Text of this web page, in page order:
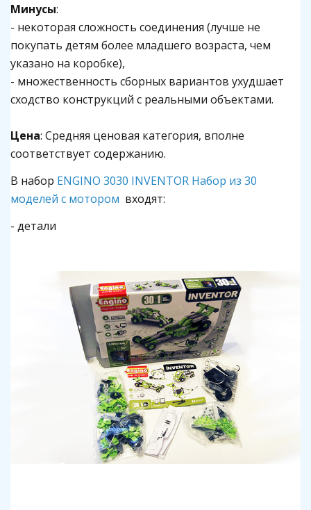
Минусы:
- некоторая сложность соединения (лучше не
покупать детям более младшего возраста, чем
указано на коробке),
- множественность сборных вариантов ухудшает
сходство конструкций с реальными объектами.
Цена: Средняя ценовая категория, вполне
соответствует содержанию.
В набор ENGINO 3030 INVENTOR Набор из 30
моделей с мотором входят:
- детали